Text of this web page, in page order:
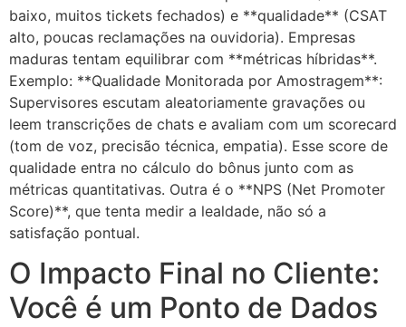
baixo, muitos tickets fechados) e **qualidade** (CSAT
alto, poucas reclamações na ouvidoria). Empresas
maduras tentam equilibrar com **métricas híbridas**.
Exemplo: **Qualidade Monitorada por Amostragem**:
Supervisores escutam aleatoriamente gravações ou
leem transcrições de chats e avaliam com um scorecard
(tom de voz, precisão técnica, empatia). Esse score de
qualidade entra no cálculo do bônus junto com as
métricas quantitativas. Outra é o **NPS (Net Promoter
Score)**, que tenta medir a lealdade, não só a
satisfação pontual.
O Impacto Final no Cliente:
Você é um Ponto de Dados